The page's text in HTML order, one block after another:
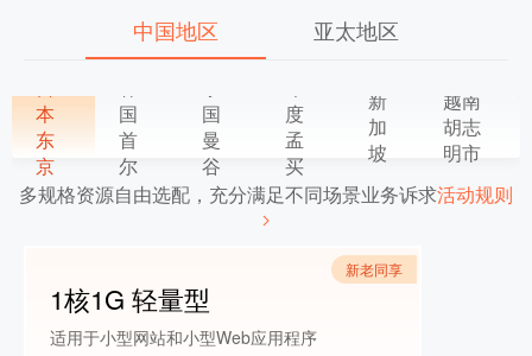
中国地区 亚太地区
本
东
京
国
首
尔
国
曼
谷
度
孟
买
新
加
坡
越南
胡志
明市
多规格资源自由选配，充分满足不同场景业务诉求活动规则
新老同享
1核1G 轻量型
适用于小型网站和小型Web应用程序